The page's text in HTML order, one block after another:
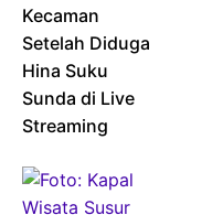
Kecaman
Setelah Diduga
Hina Suku
Sunda di Live
Streaming